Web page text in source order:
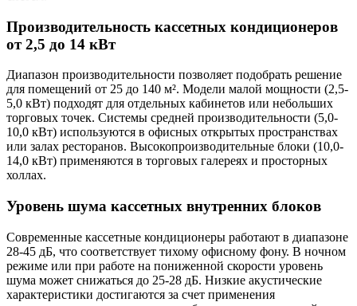
Производительность кассетных кондиционеров
от 2,5 до 14 кВт
Диапазон производительности позволяет подобрать решение
для помещений от 25 до 140 м². Модели малой мощности (2,5-
5,0 кВт) подходят для отдельных кабинетов или небольших
торговых точек. Системы средней производительности (5,0-
10,0 кВт) используются в офисных открытых пространствах
или залах ресторанов. Высокопроизводительные блоки (10,0-
14,0 кВт) применяются в торговых галереях и просторных
холлах.
Уровень шума кассетных внутренних блоков
Современные кассетные кондиционеры работают в диапазоне
28-45 дБ, что соответствует тихому офисному фону. В ночном
режиме или при работе на пониженной скорости уровень
шума может снижаться до 25-28 дБ. Низкие акустические
характеристики достигаются за счет применения